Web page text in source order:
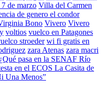
de marzo Villa del Carmen
de genero el condor
Bono Vivero Vivero
voltios vuelco en Patagones
stroeder wi fi gratis en
zara Atenas zara macri
¿Qué pasa en la SENAF Río
en el ECOS La Casita de
Una Menos”